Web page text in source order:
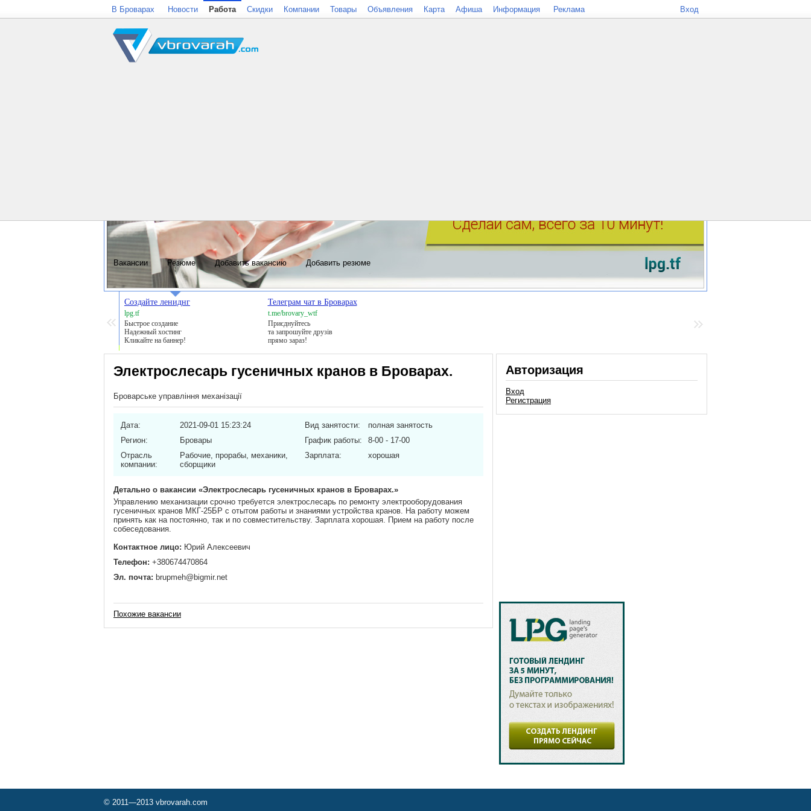
Создайте лениднг
lpg.tf
Быстрое создание
Надежный хостинг
Кликайте на баннер!
Телеграм чат в Броварах
t.me/brovary_wtf
Приєднуйтесь
та запрошуйте друзів
прямо зараз!
Электрослесарь гусеничных кранов в Броварах.
Броварське управління механізації
Дата:
2021-09-01 15:23:24
Регион:
Бровары
Отрасль
компании:
Рабочие, прорабы, механики,
сборщики
Вид занятости:
полная занятость
График работы:
8-00 - 17-00
Зарплата:
хорошая
Детально о вакансии «Электрослесарь гусеничных кранов в Броварах.»
Управлению механизации срочно требуется электрослесарь по ремонту электрооборудования
гусеничных кранов МКГ-25БР с отытом работы и знаниями устройства кранов. На работу можем
принять как на постоянно, так и по совместительству. Зарплата хорошая. Прием на работу после
собеседования.
Контактное лицо: Юрий Алексеевич
Телефон: +380674470864
Эл. почта: brupmeh@bigmir.net
Похожие вакансии
Авторизация
Вход
Регистрация
В Броварах Новости Работа Скидки Компании Товары Объявления Карта Афиша Информация Реклама Вход
Вакансии Резюме Добавить вакансию Добавить резюме
© 2011—2013 vbrovarah.com